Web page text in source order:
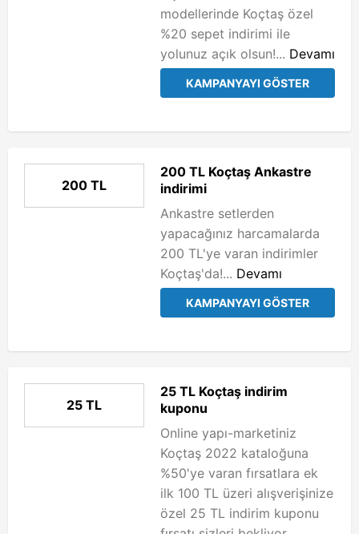
modellerinde Koçtaş özel
%20 sepet indirimi ile
yolunuz açık olsun!... Devamı
KAMPANYAYI GÖSTER
200 TL
200 TL Koçtaş Ankastre
indirimi
Ankastre setlerden
yapacağınız harcamalarda
200 TL'ye varan indirimler
Koçtaş'da!... Devamı
KAMPANYAYI GÖSTER
25 TL
25 TL Koçtaş indirim
kuponu
Online yapı-marketiniz
Koçtaş 2022 kataloğuna
%50'ye varan fırsatlara ek
ilk 100 TL üzeri alışverişinize
özel 25 TL indirim kuponu